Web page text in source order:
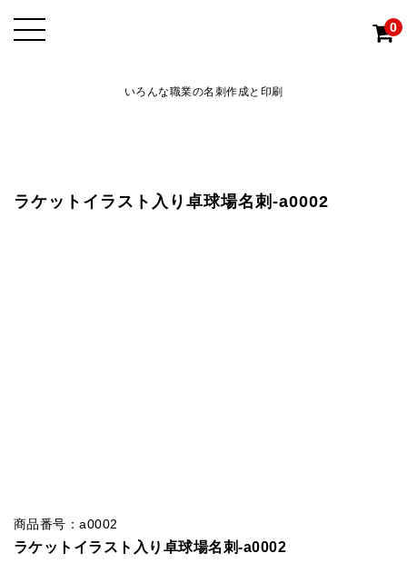
いろんな職業の名刺作成と印刷
0
ラケットイラスト入り卓球場名刺-a0002
商品番号：a0002
ラケットイラスト入り卓球場名刺-a0002